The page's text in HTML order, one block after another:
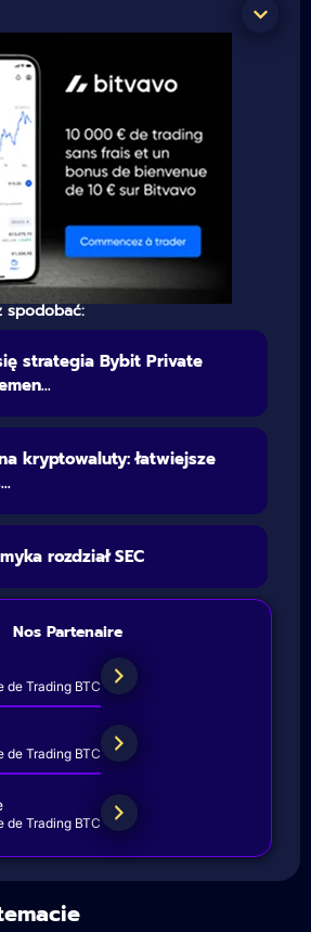
spodobać:
strategia Bybit Private
kryptowaluty: łatwiejsze
rozdział SEC
Nos Partenaire
de Trading BTC
de Trading BTC
de Trading BTC